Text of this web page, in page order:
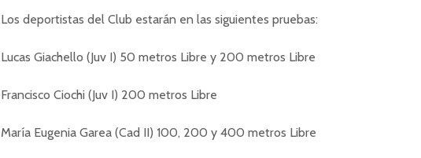
Los deportistas del Club estarán en las siguientes pruebas:
Lucas Giachello (Juv I) 50 metros Libre y 200 metros Libre
Francisco Ciochi (Juv I) 200 metros Libre
María Eugenia Garea (Cad II) 100, 200 y 400 metros Libre